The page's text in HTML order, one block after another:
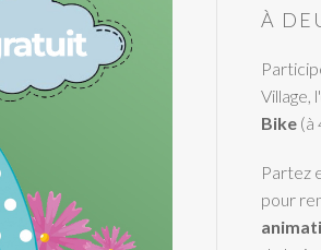
À
Village,
Bike (à
Partez
pour